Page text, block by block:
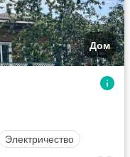
Дом
Электричество